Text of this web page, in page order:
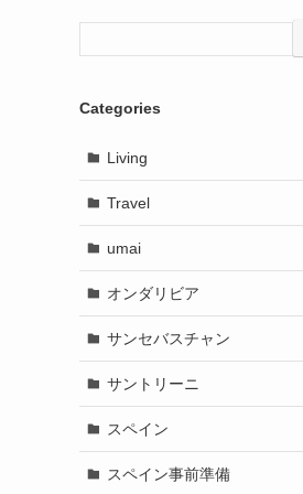
Categories
Living
Travel
umai
オンダリビア
サンセバスチャン
サントリーニ
スペイン
スペイン事前準備